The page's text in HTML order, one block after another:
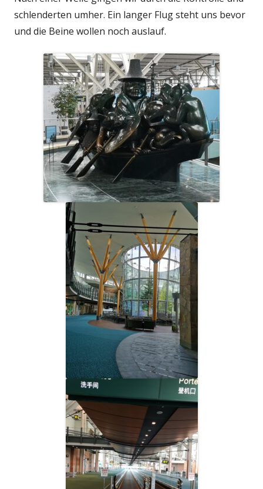
schlenderten umher. Ein langer Flug steht uns bevor
und die Beine wollen noch auslauf.